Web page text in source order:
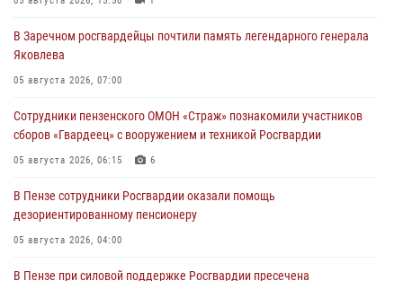
В Заречном росгвардейцы почтили память легендарного генерала
Яковлева
05 августа 2026, 07:00
Сотрудники пензенского ОМОН «Страж» познакомили участников
сборов «Гвардеец» с вооружением и техникой Росгвардии
05 августа 2026, 06:15 6
В Пензе сотрудники Росгвардии оказали помощь
дезориентированному пенсионеру
05 августа 2026, 04:00
В Пензе при силовой поддержке Росгвардии пресечена